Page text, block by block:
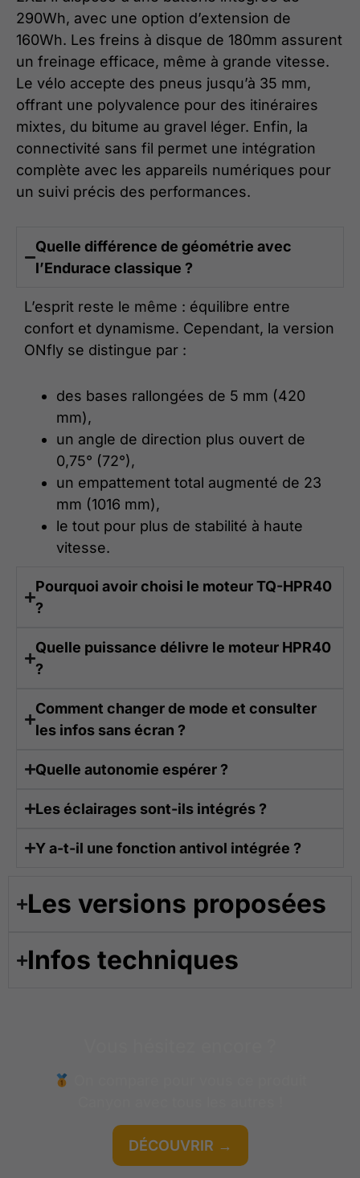
290Wh, avec une option d’extension de
160Wh. Les freins à disque de 180mm assurent
un freinage efficace, même à grande vitesse.
Le vélo accepte des pneus jusqu’à 35 mm,
offrant une polyvalence pour des itinéraires
mixtes, du bitume au gravel léger. Enfin, la
connectivité sans fil permet une intégration
complète avec les appareils numériques pour
un suivi précis des performances.
Quelle différence de géométrie avec
l’Endurace classique ?
L’esprit reste le même : équilibre entre
confort et dynamisme. Cependant, la version
ONfly se distingue par :
des bases rallongées de 5 mm (420
mm),
un angle de direction plus ouvert de
0,75° (72°),
un empattement total augmenté de 23
mm (1016 mm),
le tout pour plus de stabilité à haute
vitesse.
Pourquoi avoir choisi le moteur TQ-HPR40
?
Quelle puissance délivre le moteur HPR40
?
Comment changer de mode et consulter
les infos sans écran ?
Quelle autonomie espérer ?
Les éclairages sont-ils intégrés ?
Y a-t-il une fonction antivol intégrée ?
Les versions proposées​
Infos techniques​
DÉCOUVRIR →